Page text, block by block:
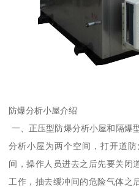
防爆分析小屋介绍
一、正压型防爆分析小屋和隔爆
分析小屋为两个空间，打开道
间，操作人员进去之后先要关闭
工作，抽去缓冲间的危险气体之